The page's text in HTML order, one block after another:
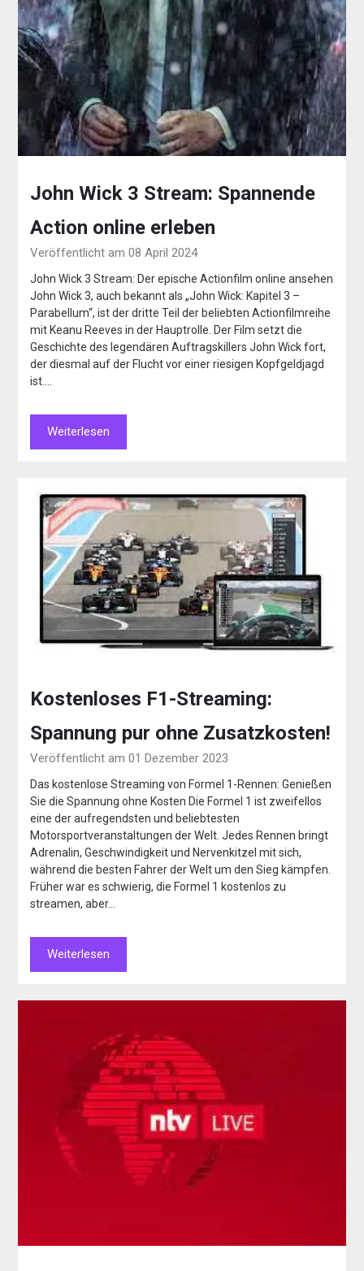
John Wick 3 Stream: Spannende
Action online erleben
Veröffentlicht am 08 April 2024
John Wick 3 Stream: Der epische Actionfilm online ansehen
John Wick 3, auch bekannt als „John Wick: Kapitel 3 –
Parabellum“, ist der dritte Teil der beliebten Actionfilmreihe
mit Keanu Reeves in der Hauptrolle. Der Film setzt die
Geschichte des legendären Auftragskillers John Wick fort,
der diesmal auf der Flucht vor einer riesigen Kopfgeldjagd
ist….
Weiterlesen
Kostenloses F1-Streaming:
Spannung pur ohne Zusatzkosten!
Veröffentlicht am 01 Dezember 2023
Das kostenlose Streaming von Formel 1-Rennen: Genießen
Sie die Spannung ohne Kosten Die Formel 1 ist zweifellos
eine der aufregendsten und beliebtesten
Motorsportveranstaltungen der Welt. Jedes Rennen bringt
Adrenalin, Geschwindigkeit und Nervenkitzel mit sich,
während die besten Fahrer der Welt um den Sieg kämpfen.
Früher war es schwierig, die Formel 1 kostenlos zu
streamen, aber…
Weiterlesen